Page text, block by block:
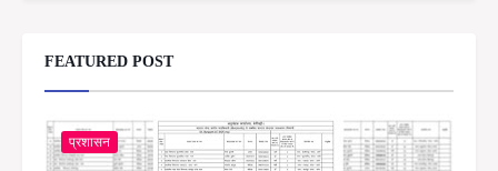
FEATURED POST
प्रशासन